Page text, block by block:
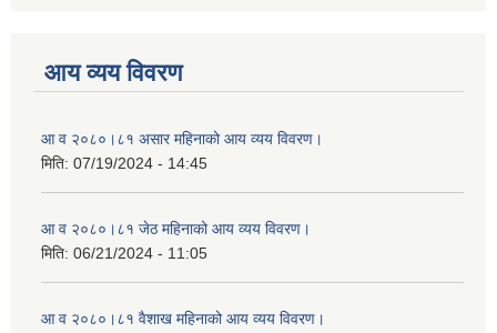
आय व्यय विवरण
आ व २०८०।८१ असार महिनाको आय व्यय विवरण।
मिति: 07/19/2024 - 14:45
आ व २०८०।८१ जेठ महिनाको आय व्यय विवरण।
मिति: 06/21/2024 - 11:05
आ व २०८०।८१ वैशाख महिनाको आय व्यय विवरण।